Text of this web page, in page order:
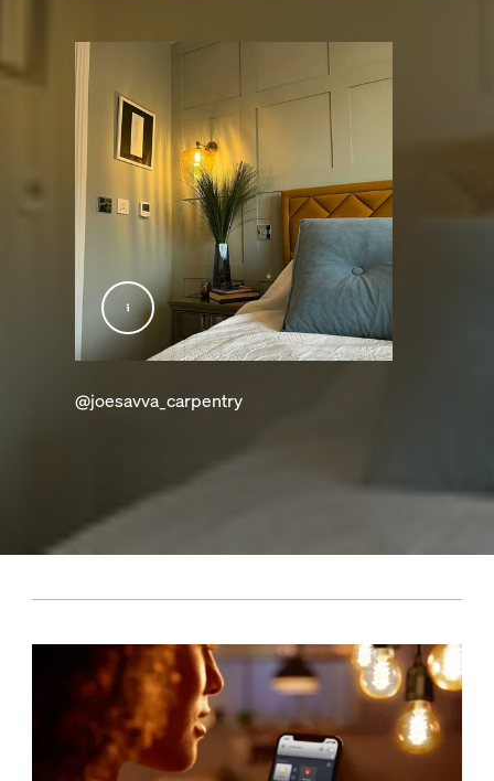
@joesavva_carpentry